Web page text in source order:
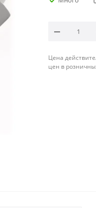
Цена
цен в